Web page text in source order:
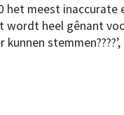
het meest inaccurate
heel gênant